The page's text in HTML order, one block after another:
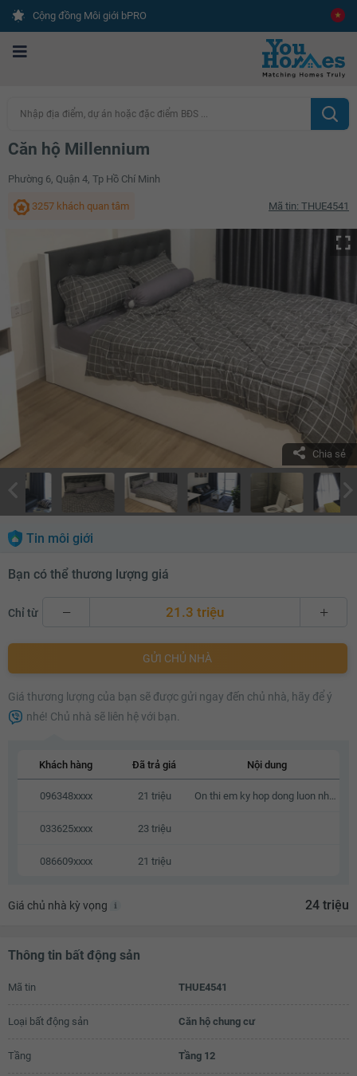
Cộng đồng Môi giới bPRO
Nhập địa điểm, dự án hoặc đặc điểm BĐS ...
Căn hộ Millennium
Phường 6, Quận 4, Tp Hồ Chí Minh
3257 khách quan tâm Mã tin: THUE4541
Chia sẻ
Tin môi giới
Bạn có thể thương lượng giá
Chỉ từ 21.3 triệu
21.5 triệu
21.8 triệu
22.1 triệu
22.5 triệu
GỬI CHỦ NHÀ
Giá thương lượng của bạn sẽ được gửi ngay đến chủ nhà, hãy để ý
nhé! Chủ nhà sẽ liên hệ với bạn.
Khách hàng Đã trả giá Nội dung
096348xxxx 21 triệu
033625xxxx 23 triệu
086609xxxx 21 triệu
Giá chủ nhà kỳ vọng 24 triệu
Thông tin bất động sản
Mã tin THUE4541
Loại bất động sản Căn hộ chung cư
Tầng Tầng 12